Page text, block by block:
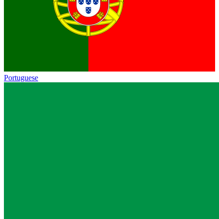
Portuguese